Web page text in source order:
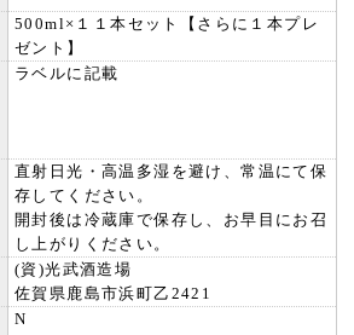
500ml×１１本セット【さらに１本プレ
ゼント】
ラベルに記載
直射日光・高温多湿を避け、常温にて保
存してください。
開封後は冷蔵庫で保存し、お早目にお召
し上がりください。
(資)光武酒造場
佐賀県鹿島市浜町乙2421
N